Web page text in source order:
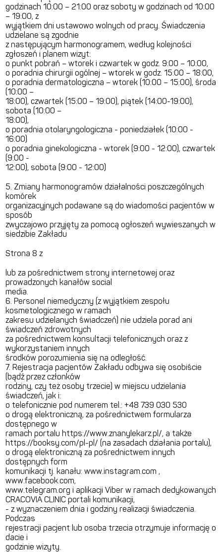
godzinach 10:00 – 21:00 oraz soboty w godzinach od 10:00
– 19:00, z
wyjątkiem dni ustawowo wolnych od pracy. Świadczenia
udzielane są zgodnie
z następującym harmonogramem, według kolejności
zgłoszeń i planem wizyt:
o punkt pobrań – wtorek i czwartek w godz. 9:00 – 10:00,
o poradnia chirurgii ogólnej – wtorek w godz. 15:00 – 18:00,
o poradnia dermatologiczna – wtorek (10:00 – 15:00), środa
(10:00 –
18:00), czwartek (15:00 – 19:00), piątek (14:00-19:00),
sobota (10:00 –
18:00),
o poradnia otolaryngologiczna - poniedziałek (10:00 -
16:00)
o poradnia ginekologiczna - wtorek (9:00 - 12:00), czwartek
(9:00 -
12:00), sobota (9:00 - 12:00)
5. Zmiany harmonogramów działalności poszczególnych
komórek
organizacyjnych podawane są do wiadomości pacjentów w
sposób
zwyczajowo przyjęty za pomocą ogłoszeń wywieszanych w
siedzibie Zakładu
Strona 8 z
lub za pośrednictwem strony internetowej oraz
prowadzonych kanałów social
media.
6. Personel niemedyczny (z wyjątkiem zespołu
kosmetologicznego w ramach
zakresu udzielanych świadczeń) nie udziela porad ani
świadczeń zdrowotnych
za pośrednictwem konsultacji telefonicznych oraz z
wykorzystaniem innych
środków porozumienia się na odległość.
7. Rejestracja pacjentów Zakładu odbywa się osobiście
(bądź przez członków
rodziny, czy też osoby trzecie) w miejscu udzielania
świadczeń, jak i:
o telefonicznie pod numerem tel.: +48 739 030 530
o drogą elektroniczną, za pośrednictwem formularza
dostępnego w
ramach portalu https://www.znanylekarz.pl/, a także
https://booksy.com/pl-pl/ (na zasadach działania portalu),
o drogą elektroniczną za pośrednictwem innych
dostępnych form
komunikacji tj. kanału: www.instagram.com ,
www.facebook.com,
www.telegram.org i aplikacji Viber w ramach dedykowanych
CRACOVIA CLINIC portali komunikacji,
- z wyznaczeniem dnia i godziny realizacji świadczenia.
Podczas
rejestracji pacjent lub osoba trzecia otrzymuje informację o
dacie i
godzinie wizyty.